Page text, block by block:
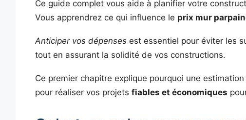
Ce guide complet vous aide à planifier votre
Vous apprendrez ce qui influence le prix mur
Anticiper vos dépenses est essentiel pour éviter les
tout en assurant la solidité de vos constructions.
Ce premier chapitre explique pourquoi une
pour réaliser vos projets fiables et économiques